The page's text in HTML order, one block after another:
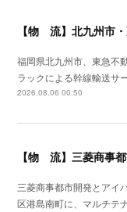
福岡県北九州市、東急不
ラックによる幹線輸送サ
2026.08.06 00:50
三菱商事都市開発とアイ
区港島南町に、マルチテ